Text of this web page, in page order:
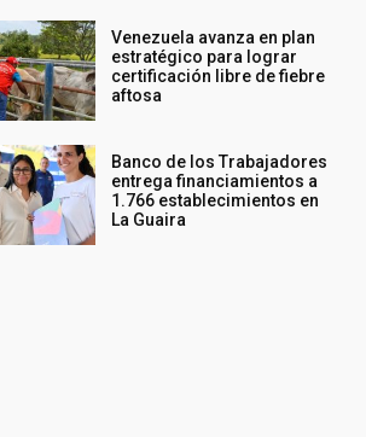
Venezuela avanza en plan
estratégico para lograr
certificación libre de fiebre
aftosa
Banco de los Trabajadores
entrega financiamientos a
1.766 establecimientos en
La Guaira